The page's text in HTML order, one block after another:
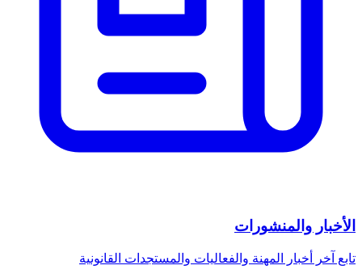
الأخبار والمنشورات
تابع آخر أخبار المهنة والفعاليات والمستجدات القانونية